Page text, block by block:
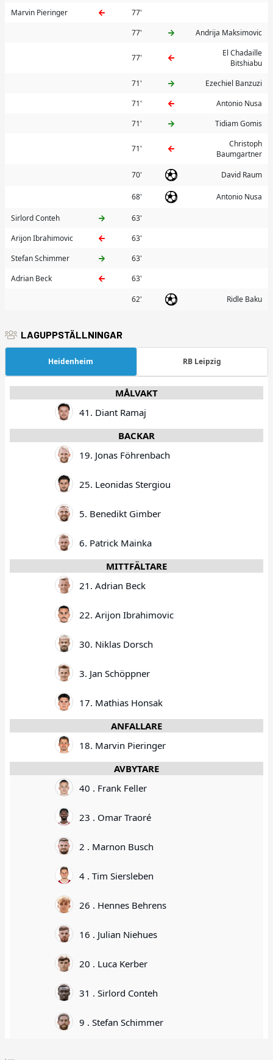
Marvin Pieringer
77'
77'
Andrija Maksimovic
77'
El Chadaille
Bitshiabu
71'
Ezechiel Banzuzi
71'
Antonio Nusa
71'
Tidiam Gomis
71'
Christoph
Baumgartner
70'
David Raum
68' Antonio Nusa
Sirlord Conteh
63'
Arijon Ibrahimovic
63'
Stefan Schimmer
63'
Adrian Beck
63'
62'
Ridle Baku
LAGUPPSTÄLLNINGAR
Heidenheim RB Leipzig
MÅLVAKT
41. Diant Ramaj
BACKAR
19. Jonas Föhrenbach
25. Leonidas Stergiou
5. Benedikt Gimber
6. Patrick Mainka
MITTFÄLTARE
21. Adrian Beck
22. Arijon Ibrahimovic
30. Niklas Dorsch
3. Jan Schöppner
17. Mathias Honsak
ANFALLARE
18. Marvin Pieringer
AVBYTARE
40 . Frank Feller
23 . Omar Traoré
2 . Marnon Busch
4 . Tim Siersleben
26 . Hennes Behrens
16 . Julian Niehues
20 . Luca Kerber
31 . Sirlord Conteh
9 . Stefan Schimmer